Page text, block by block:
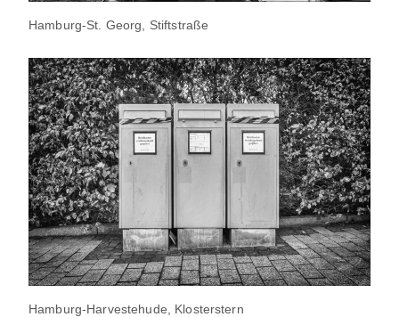
Hamburg-St. Georg, Stiftstraße
Hamburg-Harvestehude, Klosterstern